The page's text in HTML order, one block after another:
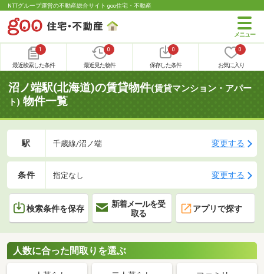
NTTグループ運営の不動産総合サイト goo住宅・不動産
1
最近検索した条件
0
最近見た物件
0
保存した条件
0
お気に入り
沼ノ端駅(北海道)の賃貸物件(賃貸マンション・アパー
ト) 物件一覧
駅 千歳線/沼ノ端 変更する
条件 指定なし 変更する
検索条件を保存
新着メールを受
取る
アプリで探す
人数に合った間取りを選ぶ